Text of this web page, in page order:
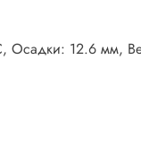
Осадки: 12.6 мм,